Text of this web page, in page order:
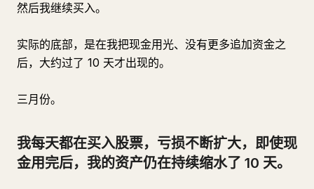
然后我继续买入。
实际的底部，是在我把现金用光、没有更多追加资金之
后，大约过了 10 天才出现的。
三月份。
我每天都在买入股票，亏损不断扩大，即使现
金用完后，我的资产仍在持续缩水了 10 天。